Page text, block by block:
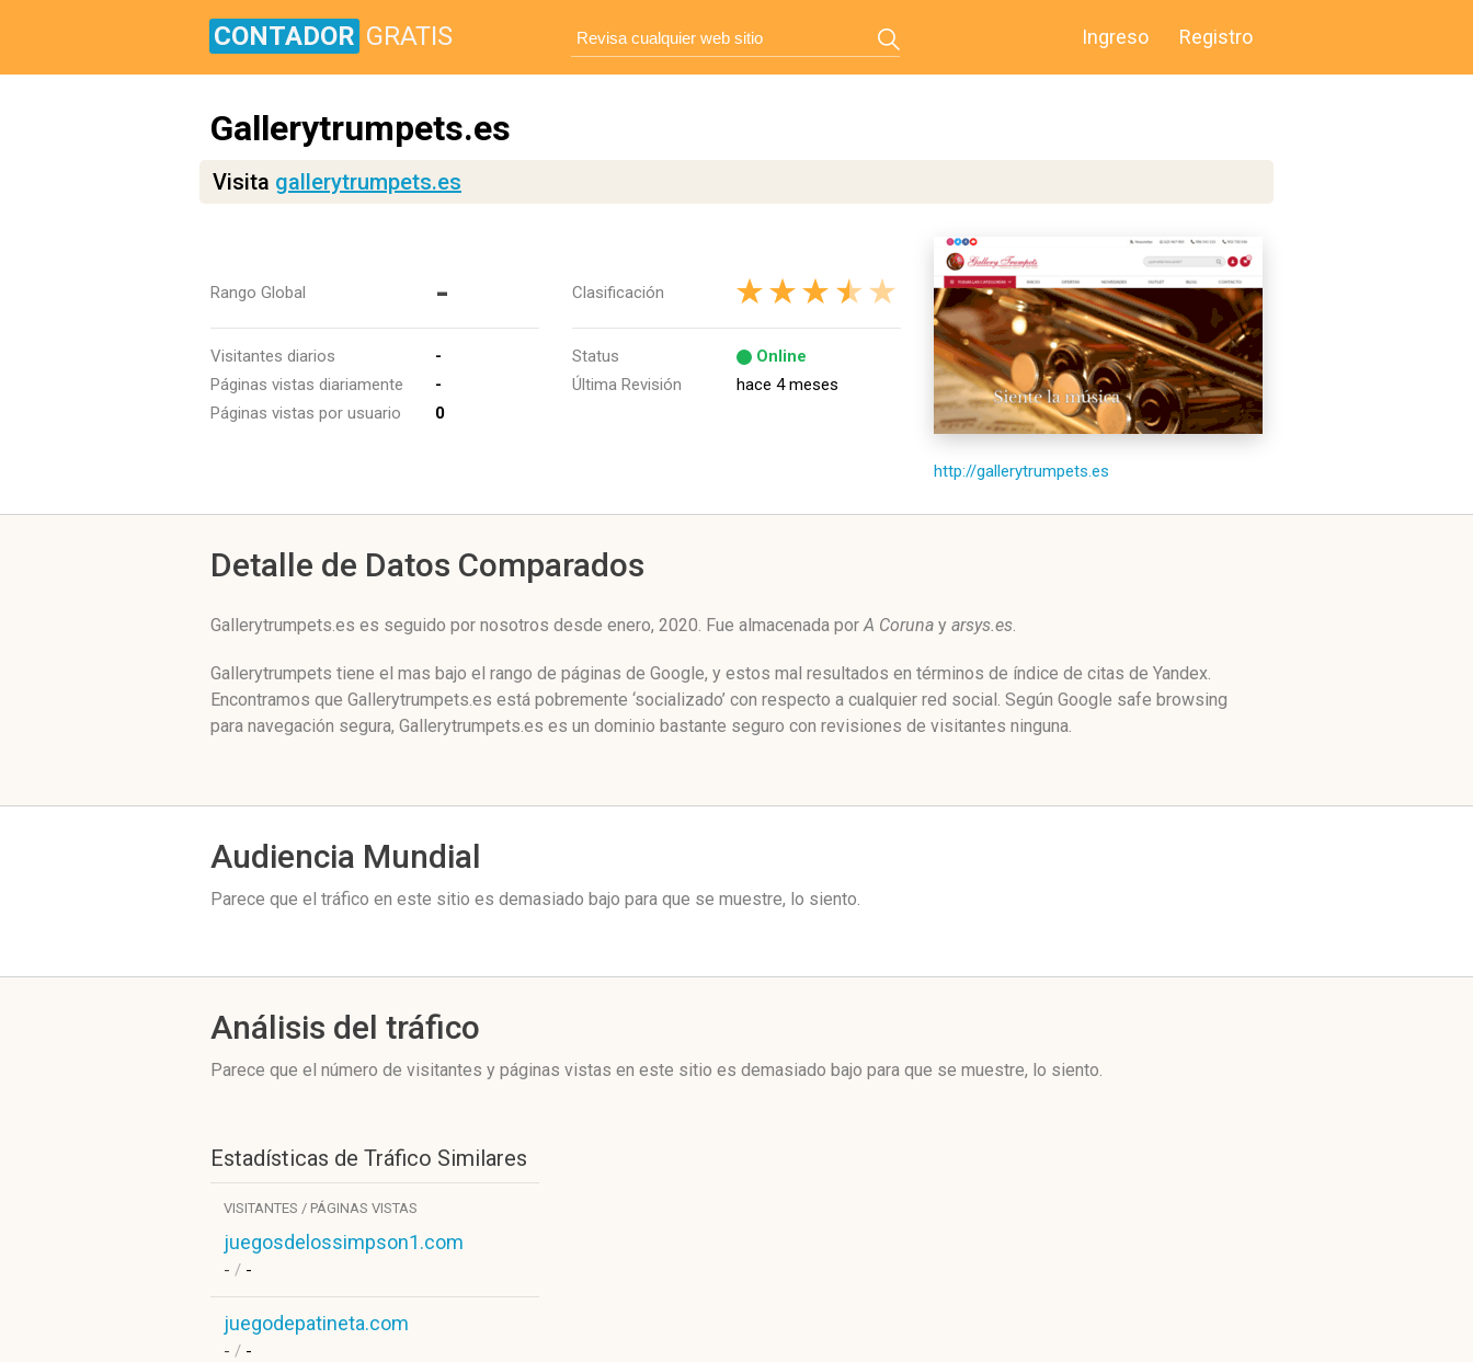
CONTADOR GRATIS Ingreso Registro
Gallerytrumpets.es
Visita gallerytrumpets.es
Rango Global -
Visitantes diarios
-
Páginas vistas diariamente
-
Páginas vistas por usuario
0
Clasificación
Status
Online
Última Revisión
hace 4 meses
http://gallerytrumpets.es
Detalle de Datos Comparados
Gallerytrumpets.es es seguido por nosotros desde enero, 2020. Fue almacenada porA Coruna y arsys.es.
Gallerytrumpets tiene el mas bajo el rango de páginas de Google, y estos mal resultados en términos de índice de citas de Yandex.
Encontramos que Gallerytrumpets.es está pobremente ‘socializado’ con respecto a cualquier red social. Según Google safe browsing
para navegación segura, Gallerytrumpets.es es un dominio bastante seguro con revisiones de visitantes ninguna.
Audiencia Mundial
Parece que el tráfico en este sitio es demasiado bajo para que se muestre, lo siento.
Análisis del tráfico
Parece que el número de visitantes y páginas vistas en este sitio es demasiado bajo para que se muestre, lo siento.
Estadísticas de Tráfico Similares
VISITANTES / PÁGINAS VISTAS
juegosdelossimpson1.com
- / -
juegodepatineta.com
- / -